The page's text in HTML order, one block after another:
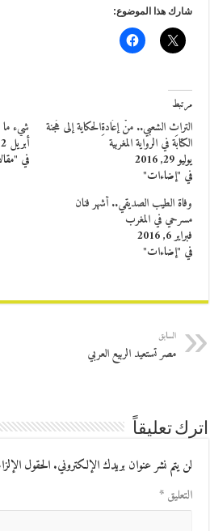
شارك هذا الموضوع:
مرتبط
التراث الشعبي.. منْ إعَادةِالحكاية إلى هُجنة
الكتابَة في الرواية المغربية
يوليو 29, 2016
في "إضاءات"
شيء ما
أبريل 2, 2017
في
وفاة الطيب الصديقي.. أشهر فنان
مسرحي في المغرب
فبراير 6, 2016
في "إضاءات"
السابق
مصر تستعيد الربيع العربي
اترك تعليقاً
لن يتم نشر عنوان بريدك الإلكتروني.الحقول
التعليق*